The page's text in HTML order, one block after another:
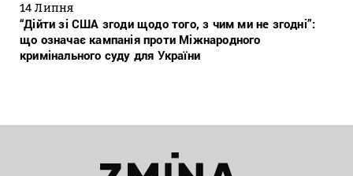
14 Липня
“Дійти зі США згоди щодо того, з чим ми не згодні”:
що означає кампанія проти Міжнародного
кримінального суду для України